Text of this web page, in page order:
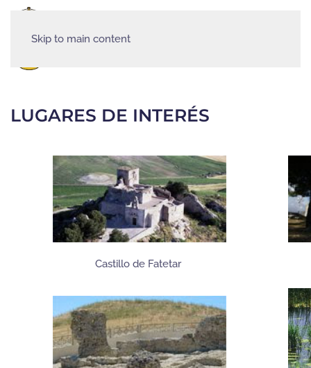
Skip to main content
LUGARES DE INTERÉS
Castillo de Fatetar